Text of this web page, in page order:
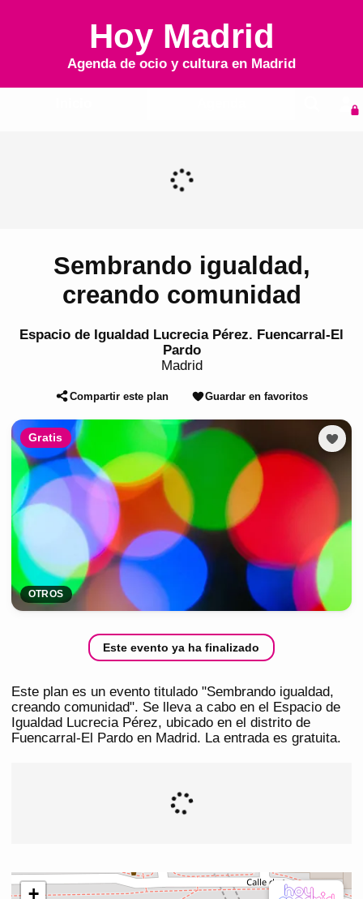
Hoy Madrid
Agenda de ocio y cultura en Madrid
Sembrando igualdad,
creando comunidad
Espacio de Igualdad Lucrecia Pérez. Fuencarral-El
Pardo
Madrid
Compartir este plan Guardar en favoritos
Gratis
OTROS
Este evento ya ha finalizado
Este plan es un evento titulado "Sembrando igualdad,
creando comunidad". Se lleva a cabo en el Espacio de
Igualdad Lucrecia Pérez, ubicado en el distrito de
Fuencarral-El Pardo en Madrid. La entrada es gratuita.